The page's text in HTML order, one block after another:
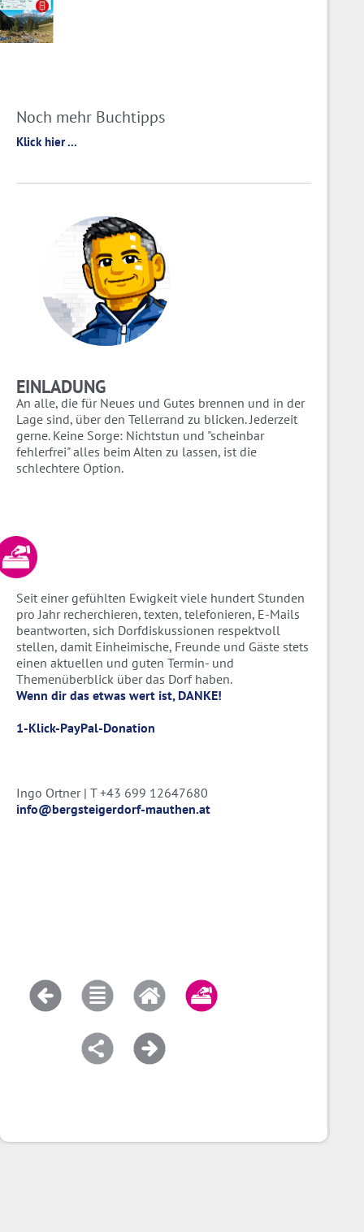
Noch mehr Buchtipps
Klick hier ...
EINLADUNG
An alle, die für Neues und Gutes brennen und in der
Lage sind, über den Tellerrand zu blicken. Jederzeit
gerne. Keine Sorge: Nichtstun und "scheinbar
fehlerfrei" alles beim Alten zu lassen, ist die
schlechtere Option.
Seit einer gefühlten Ewigkeit viele hundert Stunden
pro Jahr recherchieren, texten, telefonieren, E-Mails
beantworten, sich Dorfdiskussionen respektvoll
stellen, damit Einheimische, Freunde und Gäste stets
einen aktuellen und guten Termin- und
Themenüberblick über das Dorf haben.
Wenn dir das etwas wert ist, DANKE!
1-Klick-PayPal-Donation
Ingo Ortner | T +43 699 12647680
info@bergsteigerdorf-mauthen.at